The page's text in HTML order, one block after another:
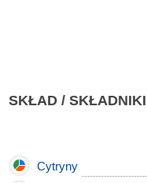
SKŁAD / SKŁADNIKI
Cytryny